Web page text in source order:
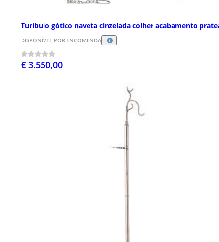
Turíbulo gótico naveta cinzelada colher acabamento
DISPONÍVEL POR ENCOMENDA
€ 3.550,00